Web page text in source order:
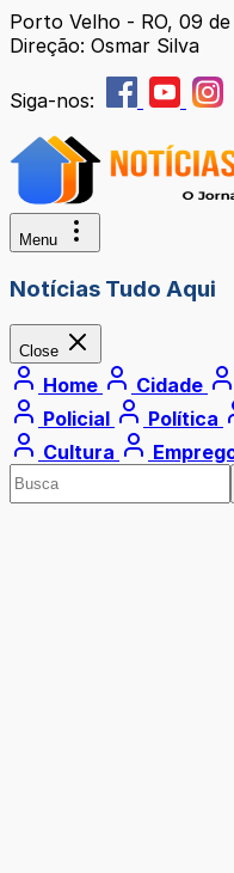
Porto Velho - RO, 09
Direção: Osmar Silva
Siga-nos:
Menu
Notícias Tudo Aqui
Close
Home Cidade
Policial
Política
Cultura